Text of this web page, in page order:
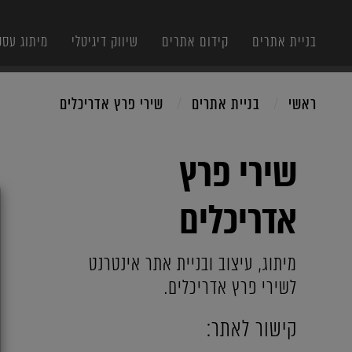
בניית אתרים קידום אתרים שיווק דיגיטלי מיתוג
ראשי בניית אתרים שירי פרץ אדריכלים
שירי פרץ
אדריכלים
מיתוג, עיצוב ובניית אתר אינטרנט
לשירי פרץ אדריכלים.
קישור לאתר: